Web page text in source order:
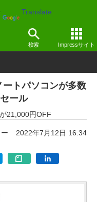
Translate
検索 Impressサイト
Windows
トパソコンが多数
ール
21,000円OFF
2022年7月12日 16:34